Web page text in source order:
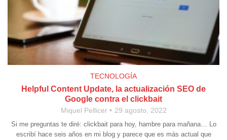
TECNOLOGÍA
Helpful Content Update, la actualización SEO de
Google contra el clickbait
Miquel Pellicer 29 agosto, 2022
Si me preguntas te diré: clickbait para hoy, hambre para mañana… Lo
escribí hace seis años en mi blog y parece que es más actual que